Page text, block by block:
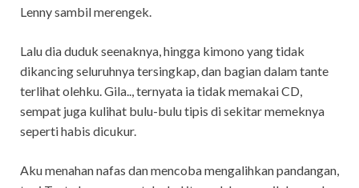
Lenny sambil merengek.
Lalu dia duduk seenaknya, hingga kimono yang tidak
dikancing seluruhnya tersingkap, dan bagian dalam tante
terlihat olehku. Gila.., ternyata ia tidak memakai CD,
sempat juga kulihat bulu-bulu tipis di sekitar memeknya
seperti habis dicukur.
Aku menahan nafas dan mencoba mengalihkan pandangan,